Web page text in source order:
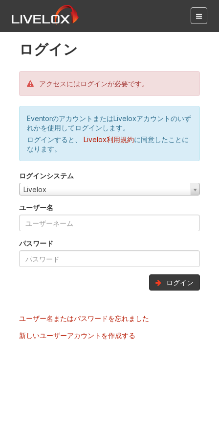
ログイン
アクセスにはログインが必要です。
EventorのアカウントまたはLiveloxアカウントのいず
れかを使用してログインします。
ログインすると、
Livelox利用規約に同意したことに
なります。
ログインシステム
Livelox
ユーザー名
パスワード
ログイン
ユーザー名またはパスワードを忘れました
新しいユーザーアカウントを作成する